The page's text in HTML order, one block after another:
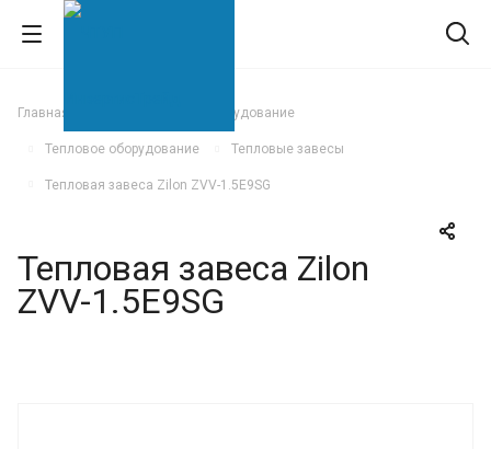
Главная Климатическое оборудование
Тепловое оборудование Тепловые завесы
Тепловая завеса Zilon ZVV-1.5E9SG
Тепловая завеса Zilon
ZVV-1.5E9SG